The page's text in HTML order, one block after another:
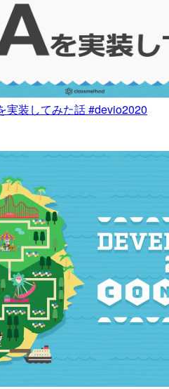
実装してみた話 #devio2020